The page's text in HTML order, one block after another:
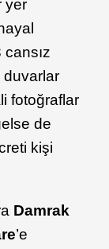
yer
cansız
duvarlar
fotoğraflar
de
kişi
Damrak
’e